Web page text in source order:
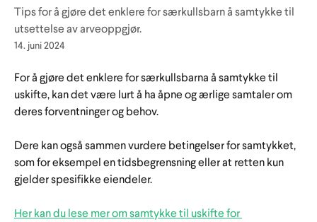
Tips for å gjøre det enklere for særkullsbarn å samtykke til
utsettelse av arveoppgjør.
14. juni 2024
For å gjøre det enklere for særkullsbarna å samtykke til
uskifte, kan det være lurt å ha åpne og ærlige samtaler om
deres forventninger og behov.
Dere kan også sammen vurdere betingelser for samtykket,
som for eksempel en tidsbegrensning eller at retten kun
gjelder spesifikke eiendeler.
Her kan du lese mer om samtykke til uskifte for